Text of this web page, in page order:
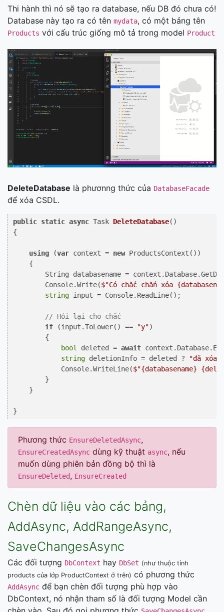
Thi hành thì nó sẽ tạo ra database, nếu DB đó chưa có!
Database này tạo ra có tên mydata, có một bảng tên
Products với cấu trúc giống mô tả trong model Product
DeleteDatabase là phươnng thức của DatabaseFacade
để xóa CSDL.
public static async Task DeleteDatabase()
{
using (var context = new ProductsContext())
    {
String databasename =
        Console.Write(
$"Có chắc chắn xóa
string input = Console.ReadLine();
// Hỏi lại cho chắc
if (input.ToLower() == "y")
        {
bool deleted = await
string deletionInfo = deleted ? "đã xóa"
            Console.WriteLine(
$"{databasename}
        }
    }
Phương thức EnsureDeletedAsync,
EnsureCreatedAsync dùng kỹ thuật async, nếu
muốn dùng phiên bản đồng bộ thì là
EnsureDeleted, EnsureCreated
Chèn dữ liệu vào các bảng,
AddAsync, AddRangeAsync,
SaveChangesAsync
Các đối tượng DbContext hay DbSet (như thuộc tính
products của lớp ProductContext ở trên) có phương thức
AddAsync để bạn chèn đối tượng phù hợp vào
DbContext, nó nhận tham số là đối tượng Model cần